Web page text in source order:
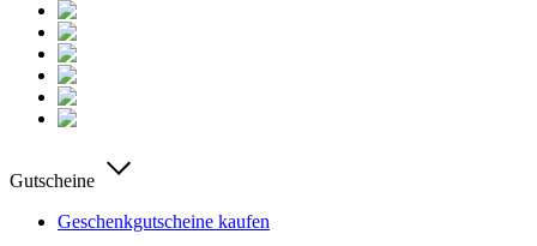
Gutscheine
Geschenkgutscheine kaufen